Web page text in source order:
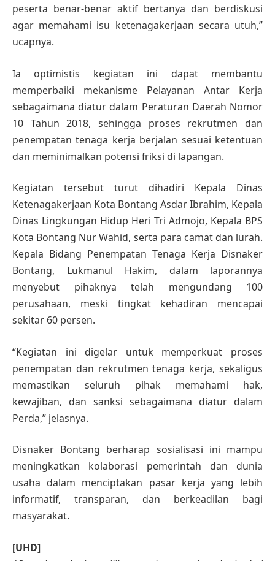
peserta benar-benar aktif bertanya dan berdiskusi
agar memahami isu ketenagakerjaan secara utuh,”
ucapnya.
Ia optimistis kegiatan ini dapat membantu
memperbaiki mekanisme Pelayanan Antar Kerja
sebagaimana diatur dalam Peraturan Daerah Nomor
10 Tahun 2018, sehingga proses rekrutmen dan
penempatan tenaga kerja berjalan sesuai ketentuan
dan meminimalkan potensi friksi di lapangan.
Kegiatan tersebut turut dihadiri Kepala Dinas
Ketenagakerjaan Kota Bontang Asdar Ibrahim, Kepala
Dinas Lingkungan Hidup Heri Tri Admojo, Kepala BPS
Kota Bontang Nur Wahid, serta para camat dan lurah.
Kepala Bidang Penempatan Tenaga Kerja Disnaker
Bontang, Lukmanul Hakim, dalam laporannya
menyebut pihaknya telah mengundang 100
perusahaan, meski tingkat kehadiran mencapai
sekitar 60 persen.
“Kegiatan ini digelar untuk memperkuat proses
penempatan dan rekrutmen tenaga kerja, sekaligus
memastikan seluruh pihak memahami hak,
kewajiban, dan sanksi sebagaimana diatur dalam
Perda,” jelasnya.
Disnaker Bontang berharap sosialisasi ini mampu
meningkatkan kolaborasi pemerintah dan dunia
usaha dalam menciptakan pasar kerja yang lebih
informatif, transparan, dan berkeadilan bagi
masyarakat.
[UHD]